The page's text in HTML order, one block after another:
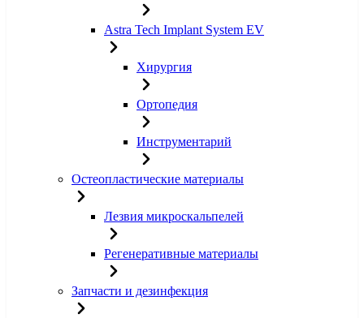
Astra Tech Implant System EV
Хирургия
Ортопедия
Инструментарий
Остеопластические материалы
Лезвия микроскальпелей
Регенеративные материалы
Запчасти и дезинфекция